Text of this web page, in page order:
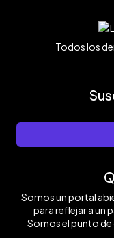
Todos los
Somos un portal
para reflejar a un
Somos el punto de